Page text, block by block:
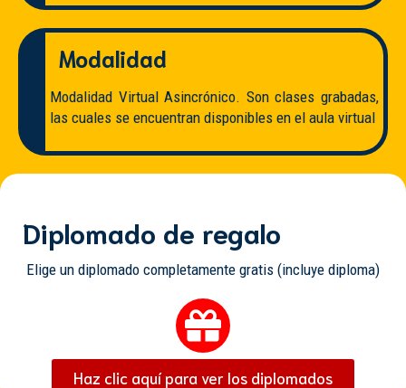
Modalidad
Modalidad Virtual Asincrónico. Son clases grabadas,
las cuales se encuentran disponibles en el aula virtual
Diplomado de regalo
Elige un diplomado completamente gratis (incluye diploma)
Haz clic aquí para ver los diplomados